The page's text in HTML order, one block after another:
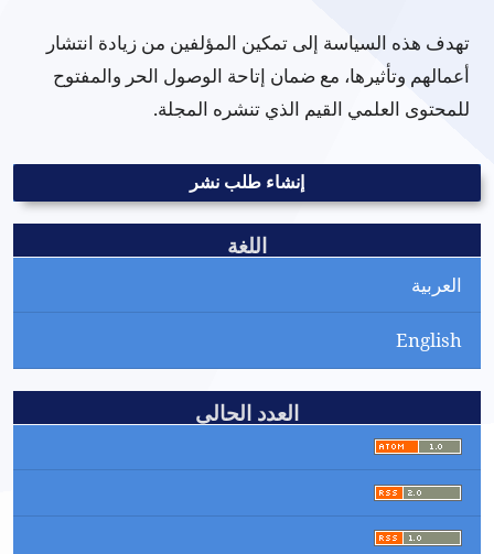
تهدف هذه السياسة إلى تمكين المؤلفين من زيادة انتشار
أعمالهم وتأثيرها، مع ضمان إتاحة الوصول الحر والمفتوح
للمحتوى العلمي القيم الذي تنشره المجلة.
إنشاء طلب نشر
اللغة
العربية
English
العدد الحالي